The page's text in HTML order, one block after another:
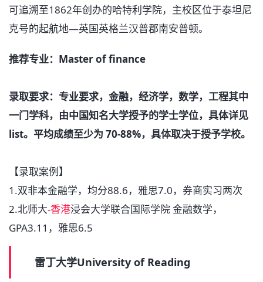
可追溯至1862年创办的哈特利学院，主校区位于泰坦尼
克号的起航地—英国英格兰汉普郡南安普顿。
推荐专业：Master of finance
录取要求：专业要求，金融，经济学，数学，工程其中
一门学科，由中国知名大学授予的学士学位，具体详见
list。平均成绩至少为 70-88%，具体取决于授予学校。
【录取案例】
1.双非本金融学，均分88.6，雅思7.0，券商实习两次
2.北师大-香港浸会大学联合国际学院 金融数学，
GPA3.11，雅思6.5
雷丁大学University of Reading